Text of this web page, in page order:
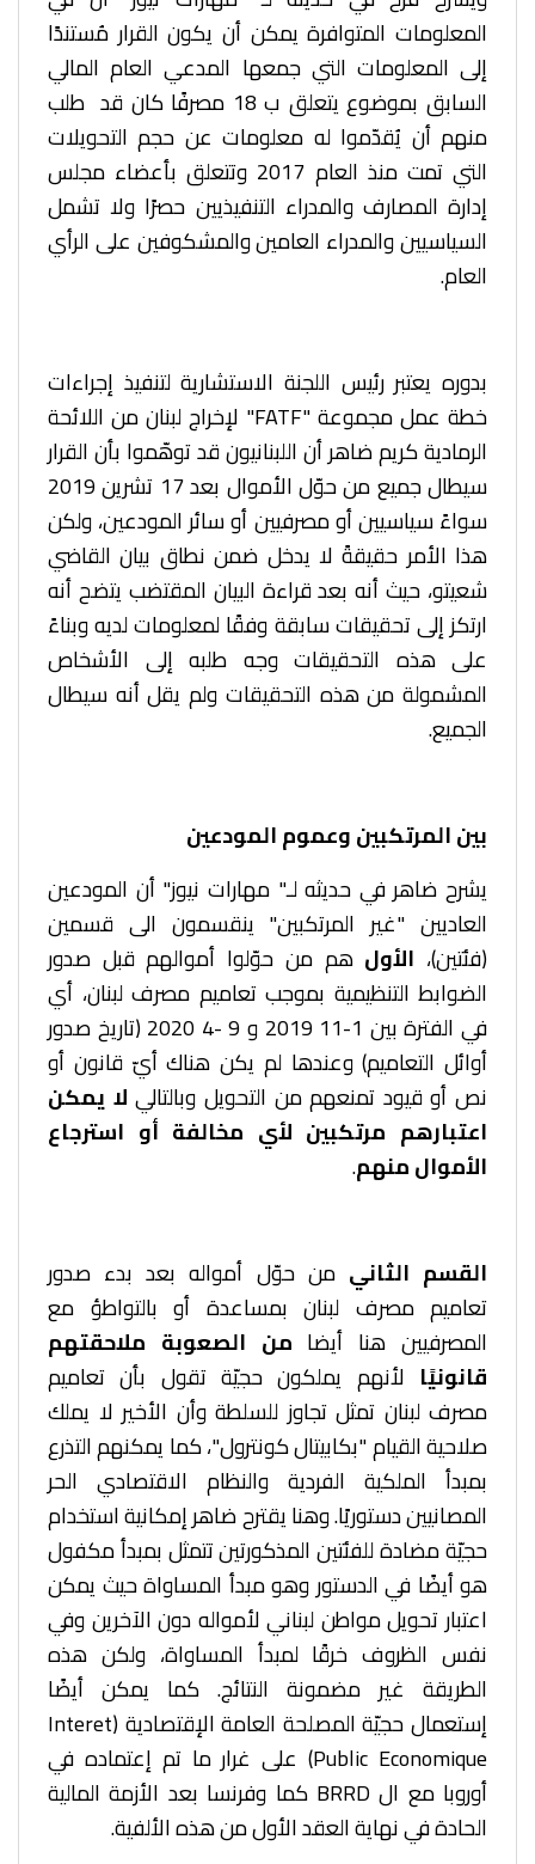
المعلومات المتوافرة يمكن أن يكون القرار مُستندًا
إلى المعلومات التي جمعها المدعي العام المالي
السابق بموضوع يتعلق ب 18 مصرفًا كان قد طلب
منهم أن يُقدّموا له معلومات عن حجم التحويلات
التي تمت منذ العام 2017 وتتعلق بأعضاء مجلس
إدارة المصارف والمدراء التنفيذيين حصرًا ولا تشمل
السياسيين والمدراء العامين والمشكوفين على الرأي
العام.
بدوره يعتبر رئيس اللجنة الاستشارية لتنفيذ إجراءات
خطة عمل مجموعة "FATF" لإخراج لبنان من اللائحة
الرمادية كريم ضاهر أن اللبنانيون قد توهّموا بأن القرار
سيطال جميع من حوّل الأموال بعد 17 تشرين 2019
سواءً سياسيين أو مصرفيين أو سائر المودعين، ولكن
هذا الأمر حقيقةً لا يدخل ضمن نطاق بيان القاضي
شعيتو، حيث أنه بعد قراءة البيان المقتضب يتضح أنه
ارتكز إلى تحقيقات سابقة وفقًا لمعلومات لديه وبناءً
على هذه التحقيقات وجه طلبه إلى الأشخاص
المشمولة من هذه التحقيقات ولم يقل أنه سيطال
الجميع.
بين المرتكبين وعموم المودعين
يشرح ضاهر في حديثه لـ" مهارات نيوز" أن المودعين
العاديين "غير المرتكبين" ينقسمون الى قسمين
(فئتين)، الأول هم من حوّلوا أموالهم قبل صدور
الضوابط التنظيمية بموجب تعاميم مصرف لبنان، أي
في الفترة بين 1-11 2019 و 9 -4 2020 (تاريخ صدور
أوائل التعاميم) وعندها لم يكن هناك أيّ قانون أو
نص أو قيود تمنعهم من التحويل وبالتالي لا يمكن
اعتبارهم مرتكبين لأي مخالفة أو استرجاع
الأموال منهم.
القسم الثاني من حوّل أمواله بعد بدء صدور
تعاميم مصرف لبنان بمساعدة أو بالتواطؤ مع
المصرفيين هنا أيضا من الصعوبة ملاحقتهم
قانونيًا لأنهم يملكون حجيّة تقول بأن تعاميم
مصرف لبنان تمثل تجاوز للسلطة وأن الأخير لا يملك
صلاحية القيام "بكابيتال كونترول"، كما يمكنهم التذرع
بمبدأ الملكية الفردية والنظام الاقتصادي الحر
المصانيين دستوريًا. وهنا يقترح ضاهر إمكانية استخدام
حجيّة مضادة للفئتين المذكورتين تتمثل بمبدأ مكفول
هو أيضًا في الدستور وهو مبدأ المساواة حيث يمكن
اعتبار تحويل مواطن لبناني لأمواله دون الآخرين وفي
نفس الظروف خرقًا لمبدأ المساواة، ولكن هذه
الطريقة غير مضمونة النتائج. كما يمكن أيضًا
إستعمال حجيّة المصلحة العامة الإقتصادية (Interet
Public Economique) على غرار ما تم إعتماده في
أوروبا مع ال BRRD كما وفرنسا بعد الأزمة المالية
الحادة في نهاية العقد الأول من هذه الألفية.